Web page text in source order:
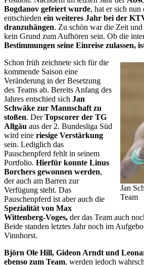
Bogdanov gefeiert wurde, hat er sich nun
entschieden ein weiteres Jahr bei der
dranzuhängen. Zu schön war die Zeit
kein Grund zum Aufhören sein. Ob die
Bestimmungen seine Einreise zulassen,
Jan
Team
Schon früh zeichnete sich für die
kommende Saison eine
Veränderung in der Besetzung
des Teams ab. Bereits Anfang des
Jahres entschied sich Jan
Schwäke zur Mannschaft zu
stoßen. DerTopscorer der TG
Allgäu aus der 2. Bundesliga Süd
wird eine riesige Verstärkung
sein. Lediglich das
Pauschenpferd fehlt in seinem
Portfolio. Hierfür konnte Linus
Borchers gewonnen werden,
der auch am Barren zur
Verfügung steht. Das
Pauschenpferd ist aber auch die
Spezialität von Max
Wittenberg-Voges, der das Team auch
Beide standen letztes Jahr noch im
Vinnhorst.
Björn Ole Hill, Gideon Arndt und
ebenso zum Team, werden jedoch